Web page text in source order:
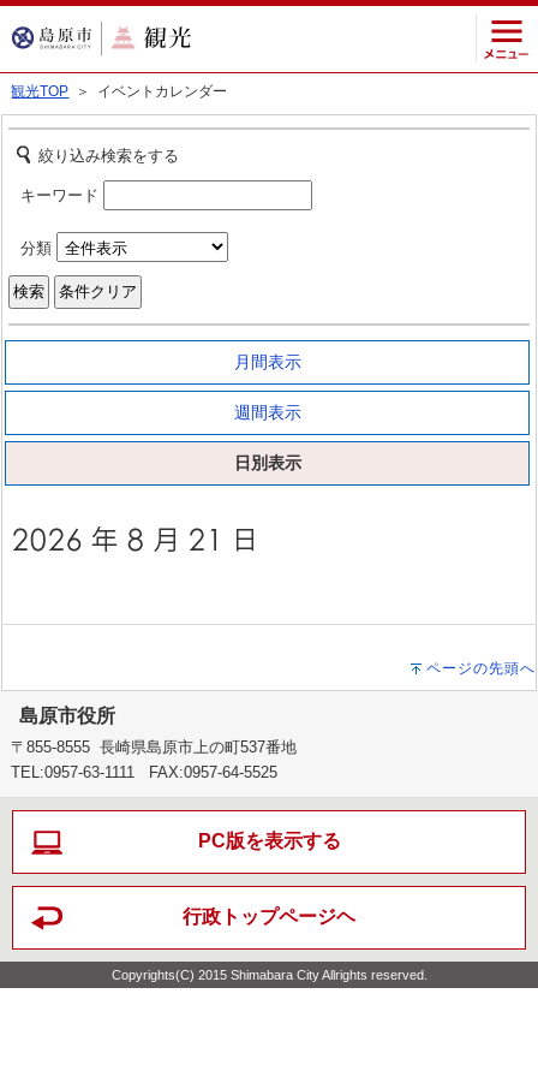
観光TOP ＞ イベントカレンダー
絞り込み検索をする
キーワード
分類
月間表示
週間表示
日別表示
ページの先頭へ
島原市役所
〒855-8555 長崎県島原市上の町537番地
TEL:0957-63-1111 FAX:0957-64-5525
PC版を表示する
行政トップページヘ
Copyrights(C) 2015 Shimabara City Allrights reserved.